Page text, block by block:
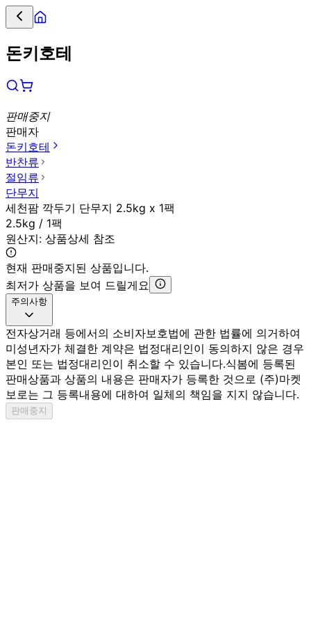
돈키호테
판매중지
판매자
돈키호테
반찬류
절임류
단무지
세천팜 깍두기 단무지 2.5kg x 1팩
2.5kg / 1팩
원산지: 상품상세 참조
현재 판매중지된 상품입니다.
최저가 상품을 보여 드릴게요
주의사항
전자상거래 등에서의 소비자보호법에 관한 법률에 의거하여
미성년자가 체결한 계약은 법정대리인이 동의하지 않은 경우
본인 또는 법정대리인이 취소할 수 있습니다.식봄에 등록된
판매상품과 상품의 내용은 판매자가 등록한 것으로 (주)마켓
보로는 그 등록내용에 대하여 일체의 책임을 지지 않습니다.
판매중지